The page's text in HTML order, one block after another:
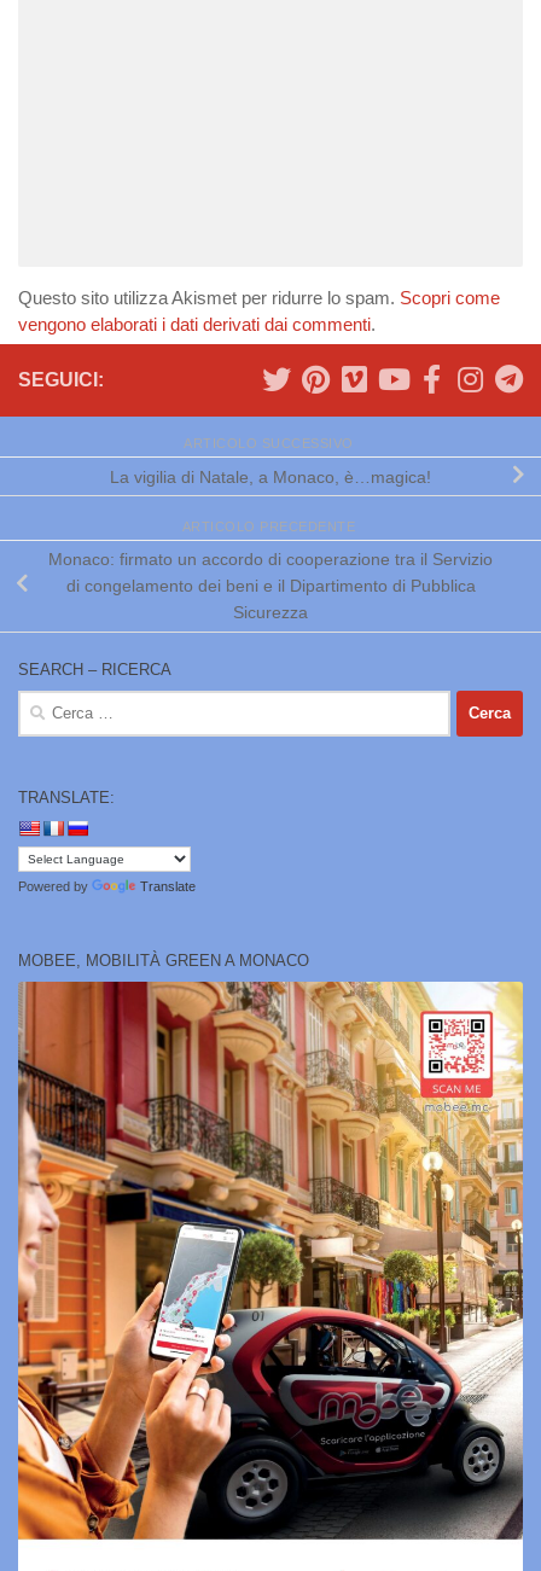
Questo sito utilizza Akismet per ridurre lo spam. Scopri come
vengono elaborati i dati derivati dai commenti.
SEGUICI:
ARTICOLO SUCCESSIVO
La vigilia di Natale, a Monaco, è…magica!
ARTICOLO PRECEDENTE
Monaco: firmato un accordo di cooperazione tra il Servizio
di congelamento dei beni e il Dipartimento di Pubblica
Sicurezza
SEARCH – RICERCA
Ricerca
TRANSLATE:
Powered by Translate
MOBEE, MOBILITÀ GREEN A MONACO